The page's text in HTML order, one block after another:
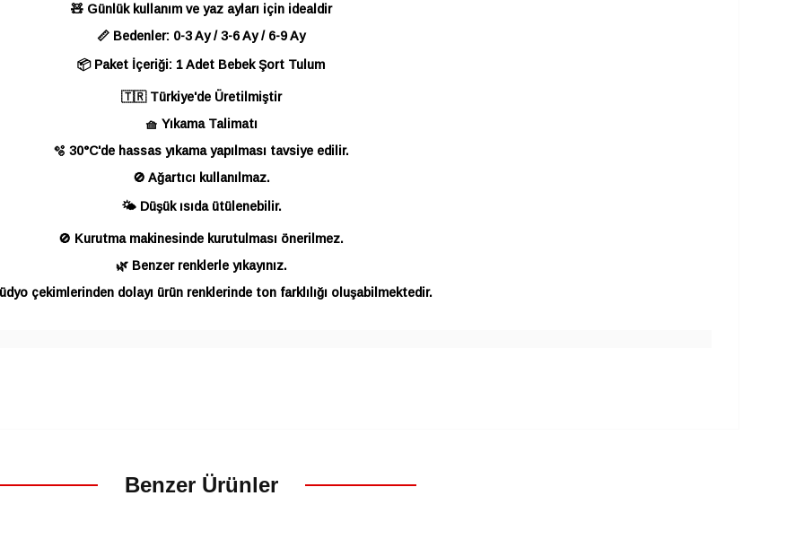
🧸 Günlük kullanım ve yaz ayları için idealdir
📏 Bedenler: 0-3 Ay / 3-6 Ay / 6-9 Ay
📦 Paket İçeriği: 1 Adet Bebek Şort Tulum
🇹🇷 Türkiye'de Üretilmiştir
🧺 Yıkama Talimatı
🫧 30°C'de hassas yıkama yapılması tavsiye edilir.
🚫 Ağartıcı kullanılmaz.
🌤️ Düşük ısıda ütülenebilir.
🚫 Kurutma makinesinde kurutulması önerilmez.
🌿 Benzer renklerle yıkayınız.
çekimlerinden dolayı ürün renklerinde ton farklılığı oluşabilmektedir.
Benzer Ürünler